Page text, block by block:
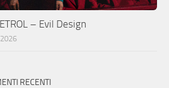
– Evil Design
RECENTI